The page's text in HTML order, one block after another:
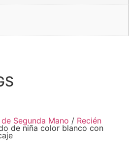
Segunda Mano / Recién
de niña color blanco con